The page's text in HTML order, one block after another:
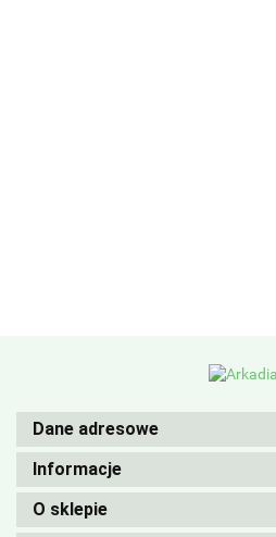
Dane adresowe
Informacje
O sklepie